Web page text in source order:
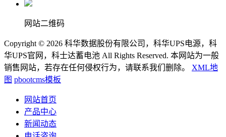
网站二维码
Copyright © 2026 科华数据股份有限公司，科华UPS电源，科
华UPS官网，科士达蓄电池 All Rights Reserved. 本网站为一般
销售网站，若存在任何侵权行为，请联系我们删除。 XML地
图 pbootcms模板
网站首页
产品中心
新闻动态